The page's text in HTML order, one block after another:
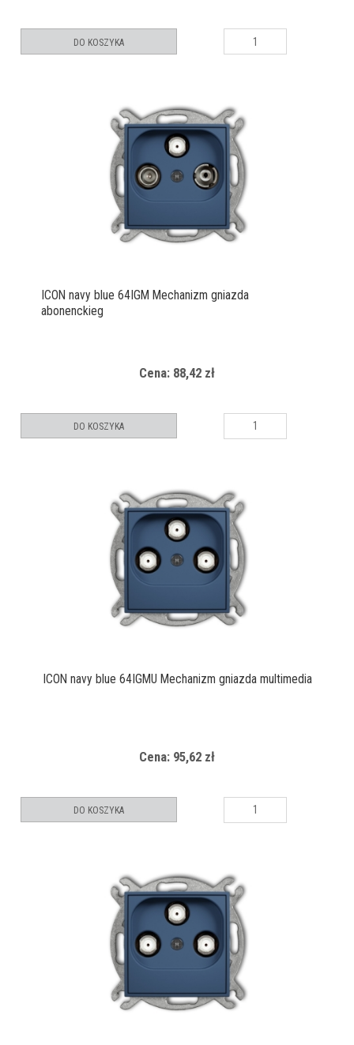
DO KOSZYKA
ICON navy blue 64IGM Mechanizm gniazda
abonenckieg
Cena: 88,42 zł
DO KOSZYKA
ICON navy blue 64IGMU Mechanizm gniazda multimedia
Cena: 95,62 zł
DO KOSZYKA